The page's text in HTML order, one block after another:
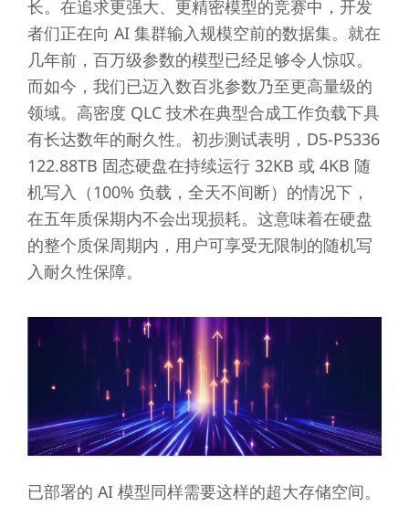
长。在追求更强大、更精密模型的竞赛中，开发
者们正在向 AI 集群输入规模空前的数据集。就在
几年前，百万级参数的模型已经足够令人惊叹。
而如今，我们已迈入数百兆参数乃至更高量级的
领域。高密度 QLC 技术在典型合成工作负载下具
有长达数年的耐久性。初步测试表明，D5-P5336
122.88TB 固态硬盘在持续运行 32KB 或 4KB 随
机写入（100% 负载，全天不间断）的情况下，
在五年质保期内不会出现损耗。这意味着在硬盘
的整个质保周期内，用户可享受无限制的随机写
入耐久性保障。
已部署的 AI 模型同样需要这样的超大存储空间。